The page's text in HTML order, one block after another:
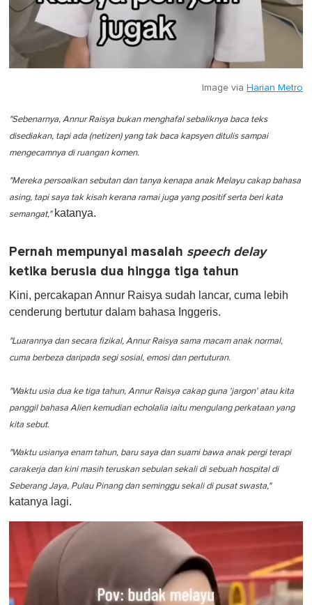
Image via Harian Metro
"Sebenarnya, Annur Raisya bukan menghafal sebaliknya baca teks
disediakan, tapi ada (netizen) yang tak baca kapsyen ditulis sampai
mengecamnya di ruangan komen.
"Mereka persoalkan sebutan dan tanya kenapa anak Melayu cakap bahasa
asing, tapi saya tak kisah kerana ramai juga yang positif serta beri kata
semangat,"katanya.
Pernah mempunyai masalah speech delay
ketika berusia dua hingga tiga tahun
Kini, percakapan Annur Raisya sudah lancar, cuma lebih
cenderung bertutur dalam bahasa Inggeris.
"Luarannya dan secara fizikal, Annur Raisya sama macam anak normal,
cuma berbeza daripada segi sosial, emosi dan pertuturan.
"Waktu usia dua ke tiga tahun, Annur Raisya cakap guna 'jargon' atau kita
panggil bahasa Alien kemudian echolalia iaitu mengulang perkataan yang
kita sebut.
"Waktu usianya enam tahun, baru saya dan suami bawa anak pergi terapi
carakerja dan kini masih teruskan sebulan sekali di sebuah hospital di
Seberang Jaya, Pulau Pinang dan seminggu sekali di pusat swasta,"
katanya lagi.